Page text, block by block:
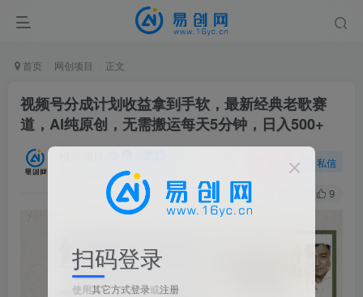
首页 网创项目 正文
视频号分成计划收益拿到手软，最新经典老歌赛
道，AI纯原创，无需搬运每天5分钟，日入500+
私信
9
扫码登录
使用其它方式登录或注册